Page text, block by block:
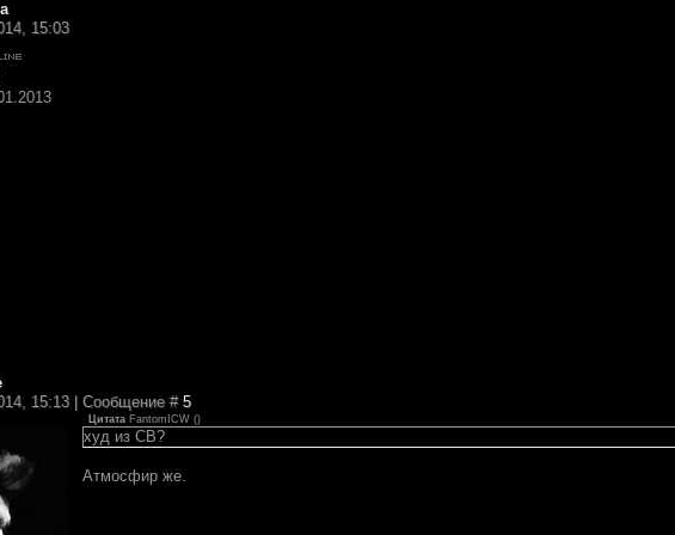
15:03
15:13 | Сообщение #5
Цитата FantomICW ()
худ из СВ?
Атмосфир же.